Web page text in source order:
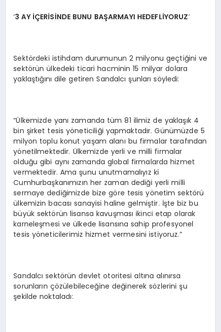
‘3 AY İÇERİSİNDE BUNU BAŞARMAYI HEDEFLİYORUZ’
Sektördeki istihdam durumunun 2 milyonu geçtiğini ve
sektörün ülkedeki ticari hacminin 15 milyar dolara
yaklaştığını dile getiren Sandalcı şunları söyledi:
“Ülkemizde yanı zamanda tüm 81 ilimiz de yaklaşık 4
bin şirket tesis yöneticiliği yapmaktadır. Günümüzde 5
milyon toplu konut yaşam alanı bu firmalar tarafından
yönetilmektedir. Ülkemizde yerli ve milli firmalar
olduğu gibi aynı zamanda global firmalarda hizmet
vermektedir. Ama şunu unutmamalıyız ki
Cumhurbaşkanımızın her zaman dediği yerli milli
sermaye dediğimizde bize göre tesis yönetim sektörü
ülkemizin bacası sanayisi haline gelmiştir. İşte biz bu
büyük sektörün lisansa kavuşması ikinci etap olarak
karneleşmesi ve ülkede lisansına sahip profesyonel
tesis yöneticilerimiz hizmet vermesini istiyoruz.”
Sandalcı sektörün devlet otoritesi altına alınırsa
sorunların çözülebileceğine değinerek sözlerini şu
şekilde noktaladı: